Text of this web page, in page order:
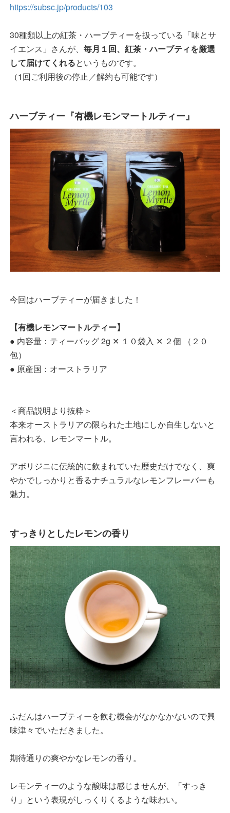
https://subsc.jp/products/103
30種類以上の紅茶・ハーブティーを扱っている「味とサ
イエンス」さんが、 毎月１回、紅茶・ハーブティを厳選
して届けてくれるというものです。
（1回ご利用後の停止／解約も可能です）
ハーブティー『有機レモンマートルティー』
今回はハーブティーが届きました！
【有機レモンマートルティー】
● 内容量：ティーバッグ 2g ✕ １０袋入 ✕ ２個 （２０
包）
● 原産国：オーストラリア
＜商品説明より抜粋＞
本来オーストラリアの限られた土地にしか自生しないと
言われる、レモンマートル。
アボリジニに伝統的に飲まれていた歴史だけでなく、爽
やかでしっかりと香るナチュラルなレモンフレーバーも
魅力。
すっきりとしたレモンの香り
ふだんはハーブティーを飲む機会がなかなかないので興
味津々でいただきました。
期待通りの爽やかなレモンの香り。
レモンティーのような酸味は感じませんが、「すっき
り」という表現がしっくりくるような味わい。